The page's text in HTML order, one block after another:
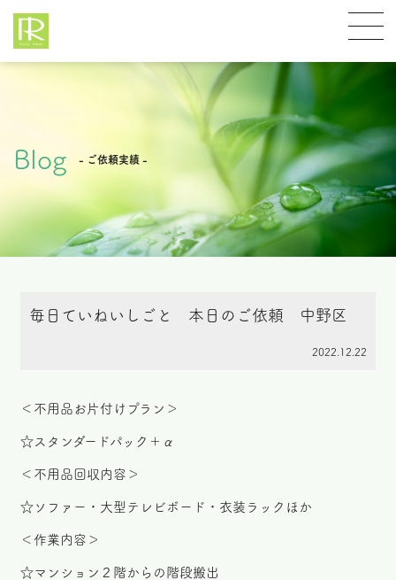
Blog - ご依頼実績 -
毎日ていねいしごと 本日のご依頼 中野区
2022.12.22
＜不用品お片付けプラン＞
☆スタンダードパック＋α
＜不用品回収内容＞
☆ソファー・大型テレビボード・衣装ラックほか
＜作業内容＞
☆マンション２階からの階段搬出